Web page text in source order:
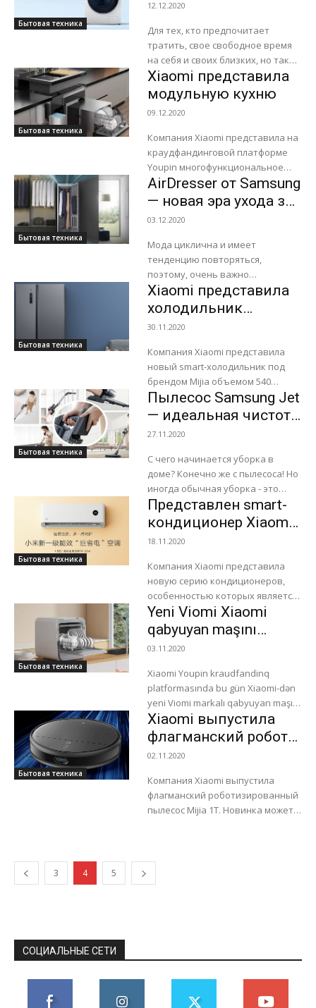
Бытовая техника
превосходный
стиральными
машинами Samsung
Qdrive
12.12.2020
Для тех, кто предпочитает
тратить, свое свободное время
на себя и своих близких, но также
стремиться обеспечить
идеальную чистоту и порядок,
Samsung представляет
стиральную...
Бытовая техника
Xiaomi представила
модульную кухню
09.12.2020
Компания Xiaomi представила на
краудфандинговой платформе
Youpin многофункциональное
устройство для кухни под
названием Mensarjor Kitchen
Modular Integrated Sink.
Компактная модульная система
включает в себя
посудомоечную...
Бытовая техника
AirDresser от Samsung
— новая эра ухода за
гардеробом
03.12.2020
Мода циклична и имеет
тенденцию повторяться,
поэтому, очень важно
проследить, что бы ваши вещи
прослужили вам долгую службу.
Потому, что даже самый
изысканный наряд...
Бытовая техника
Xiaomi представила
холодильник
объемом 540 литров
30.11.2020
Компания Xiaomi представила
новый smart-холодильник под
брендом Mijia объемом 540
литров. Новинка является самым
крупной по объему в линейке
холодильников компании. До
этого Xiaomi...
Бытовая техника
Пылесос Samsung Jet
— идеальная чистота
с максимальным
27.11.2020
С чего начинается уборка в
доме? Конечно же с пылесоса! Но
иногда обычная уборка - это
настоящее испытание в силу
того, что тяжелый пылесос...
Бытовая техника
Представлен smart-
кондиционер Xiaomi
с функцией контроля
18.11.2020
Компания Xiaomi представила
новую серию кондиционеров,
особенностью которых является
контроль влажности воздуха в
помещении. Линейка
представлена четырьмя
моделями, отличающихся
мощностью и типом установки.
Производитель отмечает,...
Бытовая техника
Yeni Viomi Xiaomi
qabyuyan maşını
təqdim edildi
03.11.2020
Xiaomi Youpin kraudfandinq
platformasında bu gün Xiaomi-dən
yeni Viomi markalı qabyuyan maşın
təqdim edildi. Yeni məhsulun adı
Viomi Countertop Dishwashher
Sugar-dır. Bir qabyuyan maşının...
Бытовая техника
Xiaomi выпустила
флагманский робот-
пылесос Mijia 1T с
02.11.2020
Компания Xiaomi выпустила
флагманский роботизированный
пылесос Mijia 1T. Новинка может
высокоточная система датчиков.
3 4 5
СОЦИАЛЬНЫЕ СЕТИ